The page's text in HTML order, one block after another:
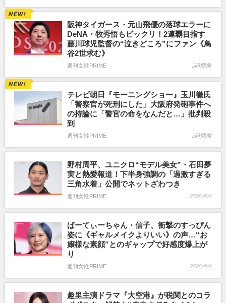
阪神タイガース・元山飛優の落球エラーに
DeNA・牧秀悟もビックリ！2連覇目指す
藤川球児監督の“泣きどころ”にファン《鳥
谷2世求む》
週刊女性PRIME 2時間前
テレビ朝日『モーニングショー』玉川徹氏
「警察官が死刑にした」大阪府発砲事件へ
の持論に「警官の命をなんだと…」批判殺
到
週刊女性PRIME 2時間前
野村周平、ユニクロ“モデル美女”・石田夢
実と熱愛報道！下半身強調の「過激すぎる
三角水着」公開でネットざわつき
週刊女性PRIME 2026/8/6
ぱーてぃーちゃん・信子、衝撃のすっぴん
姿に《ギャルメイクよりいい》の声…“お
嬢様な素顔”とのギャップで好感度爆上が
り
週刊女性PRIME 2026/8/6
趣里主演ドラマ『大空港』が税関とのコラ